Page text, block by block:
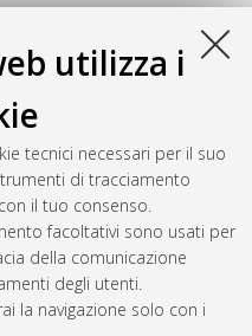
utilizza i
tecnici necessari per il suo
di tracciamento
il tuo consenso.
facoltativi sono usati per
della comunicazione
degli utenti.
la navigazione solo con i
(2023)What do
translating mind? Testing
di Bologna. Dottorato di
e interculturalità, 35
11047.
Aug 7 20:46:52 2026 CEST